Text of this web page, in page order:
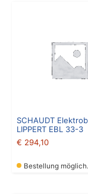
SCHAUDT
LIPPERT EBL 33-3
€ 294,10
Bestellung möglich.